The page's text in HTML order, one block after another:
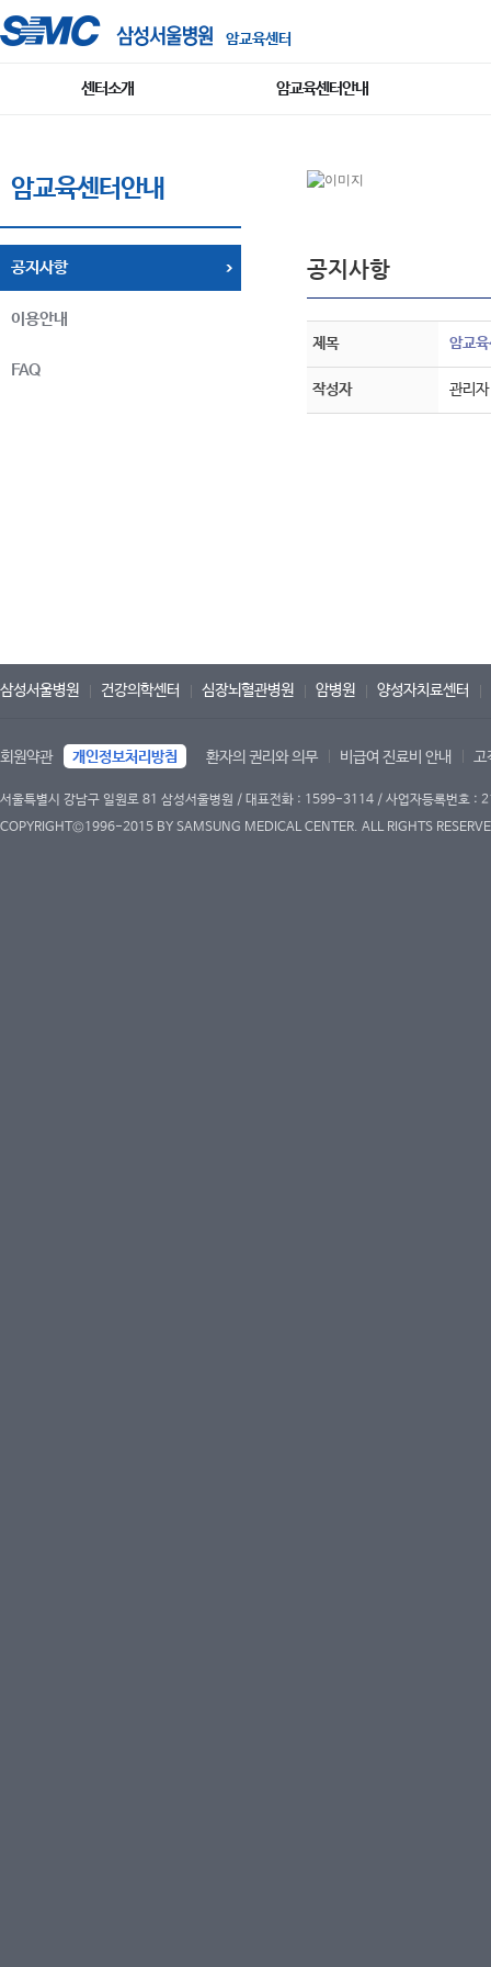
암교육센터
센터소개 암교육센터안내
암교육센터안내
공지사항
이용안내
FAQ
공지사항
제목 암교
작성자 관리자
삼성서울병원 건강의학센터 심장뇌혈관병원 암병원 양성자치료센터
회원약관 개인정보처리방침 환자의 권리와 의무 비급여 진료비 안내 고
서울특별시 강남구 일원로 81 삼성서울병원 / 대표전화 : 1599-3114 / 사업자등록번호
COPYRIGHT©1996-2015 BY SAMSUNG MEDICAL CENTER. ALL RIGHTS